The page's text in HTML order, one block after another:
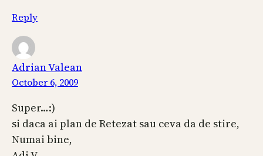
Reply
Adrian Valean
October 6, 2009
Super…:)
si daca ai plan de Retezat sau ceva da de stire,
Numai bine,